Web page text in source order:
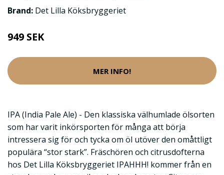
Brand: Det Lilla Köksbryggeriet
949 SEK
MER INFO!
IPA (India Pale Ale) - Den klassiska välhumlade ölsorten
som har varit inkörsporten för många att börja
intressera sig för och tycka om öl utöver den omåttligt
populära “stor stark”. Fräschören och citrusdofterna
hos Det Lilla Köksbryggeriet IPAHHH! kommer från en